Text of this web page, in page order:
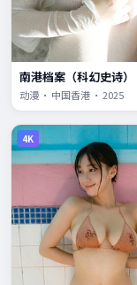
南港档案（科幻史诗）
动漫 · 中国香港 · 2025
4K